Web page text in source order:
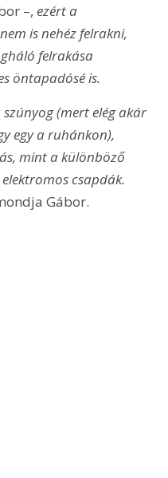
–, ezért a
is nehéz felrakni,
felrakása
öntapadósé is.
(mert elég akár
egy a ruhánkon),
mint a különböző
csapdák.
Gábor.